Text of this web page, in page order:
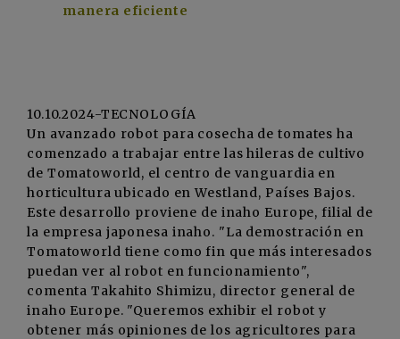
manera eficiente
10.10.2024-TECNOLOGÍA
Un avanzado robot para cosecha de tomates ha
comenzado a trabajar entre las hileras de cultivo
de Tomatoworld, el centro de vanguardia en
horticultura ubicado en Westland, Países Bajos.
Este desarrollo proviene de inaho Europe, filial de
la empresa japonesa inaho. "La demostración en
Tomatoworld tiene como fin que más interesados
puedan ver al robot en funcionamiento",
comenta Takahito Shimizu, director general de
inaho Europe. "Queremos exhibir el robot y
obtener más opiniones de los agricultores para